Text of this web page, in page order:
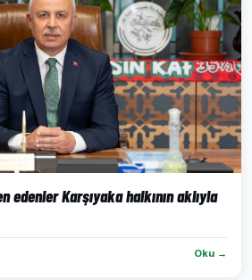
edenler Karşıyaka halkının aklıyla
Oku →